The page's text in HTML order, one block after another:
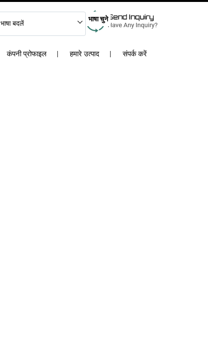
भाषा बदलें
भाषा चुने
कंपनी प्रोफाइल हमारे उत्पाद संपर्क करें